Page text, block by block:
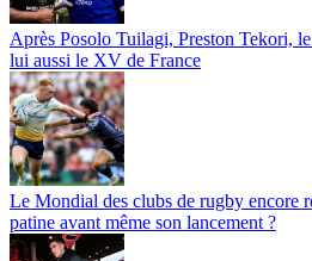
Après Posolo Tuilagi, Preston Tekori,
lui aussi le XV de France
Le Mondial des clubs de rugby encore
patine avant même son lancement ?